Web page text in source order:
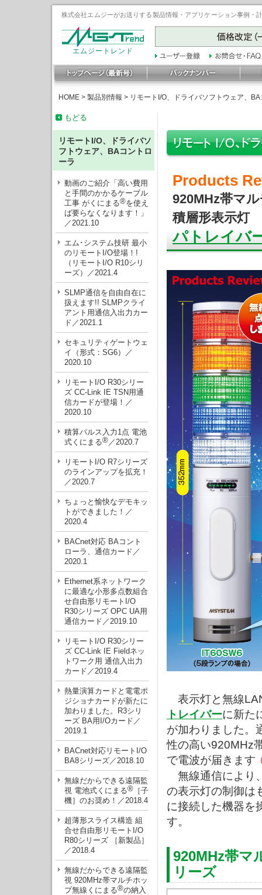
株式会社エムジーがお送りする製品情報・アプリケーション事例
エムジートレンド
HOME > 製品別情報 > リモートI/O、ドライバソフトウェア、
もどる
リモートI/O、ドライバソ
フトウェア、BAコントロ
ーラ
動画のご紹介「高い費用
と手間のかかるケーブル
工事 がくにまる®を使え
ば要らなくなります！」
／2021.10
エム･システム技研 最小
のリモートI/O登場！!
（リモートI/O R10シリ
ーズ）／2021.4
SLMP通信を自由自在に
扱えます!! SLMPクライ
アント用通信入出力カー
ド／2021.1
セキュリティゲートウェ
イ（形式：SG6）／
2020.10
リモートI/O R30シリー
ズ CC-Link IE TSN用通
信カードが登場！／
2020.10
積算パルス入力1点 電池
式くにまる®／2020.7
リモートI/O R7シリーズ
のラインアップを拡充！
／2020.7
ちょっと愉快なデモキッ
トができました！／
2020.4
BACnet対応 BAコント
ローラ、通信カード／
2020.1
Ethernet系ネットワーク
に最適な小形多点数組合
せ自由形リモートI/O
R30シリーズ OPC UA用
通信カード／2019.10
リモートI/O R30シリー
ズ CC-Link IE Fieldネッ
トワーク用 通信入出力
カード／2019.4
熱量演算カードと電電ポ
ジショナカードが新たに
加わりました。R3シリ
ーズ BA用I/Oカード／
2019.1
BACnet対応リモートI/O
BA8シリーズ／2018.10
無線だからできる遠隔監
視 電池式くにまる® ［子
機］のお奨め！／2018.4
超薄形スライス構造 組
合せ自由形リモートI/O
R80シリーズ ［新製品］
／2018.4
無線だからできる遠隔監
視 920MHz帯マルチホッ
プ無線くにまる®の納入
Products
920MHz帯マ
積層形表示灯
パトレイバ
表示灯と無線
トレイバーに新た
が加わりました。
性の高い920MHz
で電波が届きます
無線通信により
の表示灯の制御は
に接続した機器を
す。
920MHz帯マ
リーズ